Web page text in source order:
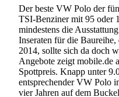
Der beste VW Polo der
TSI-Benziner mit 95 oder
mindestens die
Inseraten für die
2014, sollte sich da doch
Angebote zeigt mobile.de
Spottpreis. Knapp unter
entsprechender VW Polo
vier Jahren auf dem